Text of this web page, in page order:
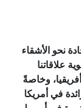
نحو الأشقاء
علاقاتنا
وخاصةً
في أمريكا